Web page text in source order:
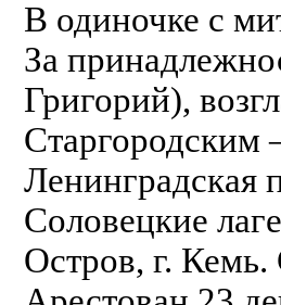
В одиночке с
За
Григорий),
Старгородским
Ленинградская
Соловецкие
Остров, г. Кемь.